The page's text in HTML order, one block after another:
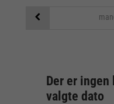
Der er ingen
valgte dato